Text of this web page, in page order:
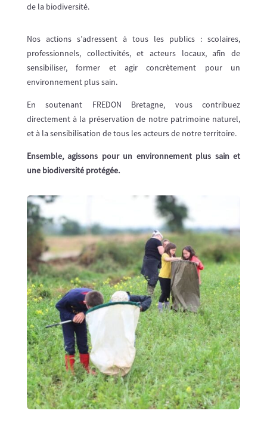
de la biodiversité.
Nos actions s’adressent à tous les publics : scolaires,
professionnels, collectivités, et acteurs locaux, afin de
sensibiliser, former et agir concrètement pour un
environnement plus sain.
En soutenant FREDON Bretagne, vous contribuez
directement à la préservation de notre patrimoine naturel,
et à la sensibilisation de tous les acteurs de notre territoire.
Ensemble, agissons pour un environnement plus sain et
une biodiversité protégée.